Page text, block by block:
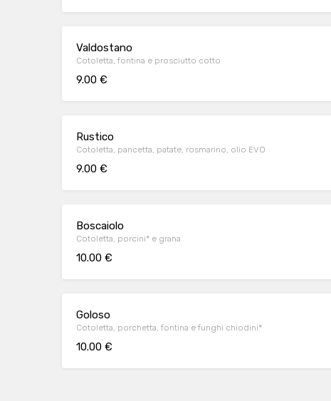
Valdostano
Cotoletta, fontina e prosciutto cotto
9.00 €
Rustico
Cotoletta, pancetta, patate, rosmarino, olio EVO
9.00 €
Boscaiolo
Cotoletta, porcini* e grana
10.00 €
Goloso
Cotoletta, porchetta, fontina e funghi chiodini*
10.00 €